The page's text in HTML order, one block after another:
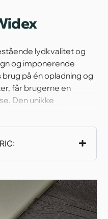
lydkvalitet og
og imponerende
på én opladning og
får brugerne en
Den unikke
optimerer akustikken.